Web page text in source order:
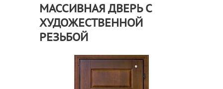
МАССИВНАЯ ДВЕРЬ С
ХУДОЖЕСТВЕННОЙ
РЕЗЬБОЙ